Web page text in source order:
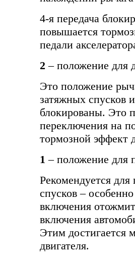
4-я передача
повышается
педали
2 – положение для
Это положение
затяжных спусков
блокированы. Это
переключения на
тормозной эффект
1 – положение для
Рекомендуется
спусков –
включения
включения
Этим достигается
двигателя.